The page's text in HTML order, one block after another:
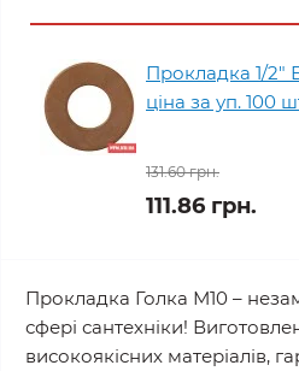
Прокладка 1/2"
ціна за уп. 100
131.60 грн.
111.86 грн.
Прокладка Голка М10 –
сфері сантехніки!
високоякісних матеріалів,